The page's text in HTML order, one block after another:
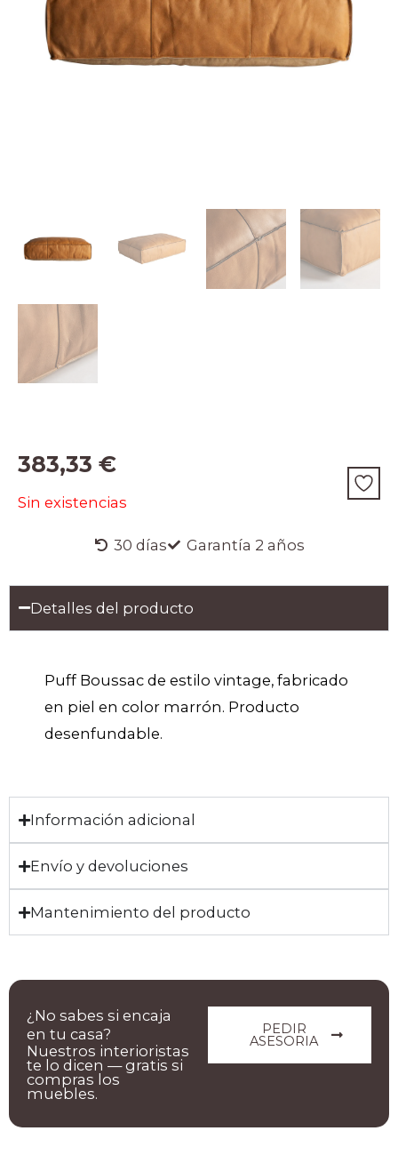
383,33 €
Sin existencias
30 días Garantía 2 años
Detalles del producto
Puff Boussac de estilo vintage, fabricado
en piel en color marrón. Producto
desenfundable.
Información adicional
Envío y devoluciones
Mantenimiento del producto
PEDIR
ASESORIA
¿No sabes si encaja
en tu casa?
Nuestros interioristas
te lo dicen — gratis si
compras los
muebles.